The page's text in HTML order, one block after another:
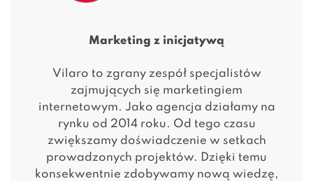
Marketing z inicjatywą
Vilaro to zgrany zespół specjalistów
zajmujących się marketingiem
internetowym. Jako agencja działamy na
rynku od 2014 roku. Od tego czasu
zwiększamy doświadczenie w setkach
prowadzonych projektów. Dzięki temu
konsekwentnie zdobywamy nową wiedzę,